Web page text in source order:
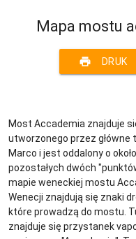
Mapa mostu
print DRUK
Most Accademia znajduje
utworzonego przez główne
Marco i jest oddalony o
pozostałych dwóch
mapie weneckiej mostu
Wenecji znajdują się znaki
które prowadzą do mostu.
znajduje się przystanek